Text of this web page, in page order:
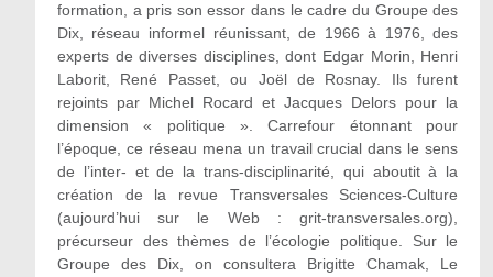
formation, a pris son essor dans le cadre du Groupe des
Dix, réseau informel réunissant, de 1966 à 1976, des
experts de diverses disciplines, dont Edgar Morin, Henri
Laborit, René Passet, ou Joël de Rosnay. Ils furent
rejoints par Michel Rocard et Jacques Delors pour la
dimension « politique ». Carrefour étonnant pour
l’époque, ce réseau mena un travail crucial dans le sens
de l’inter- et de la trans-disciplinarité, qui aboutit à la
création de la revue Transversales Sciences-Culture
(aujourd’hui sur le Web : grit-transversales.org),
précurseur des thèmes de l’écologie politique. Sur le
Groupe des Dix, on consultera Brigitte Chamak, Le